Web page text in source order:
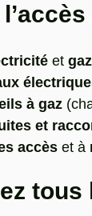
et gaz
à gaz
et
accès et à